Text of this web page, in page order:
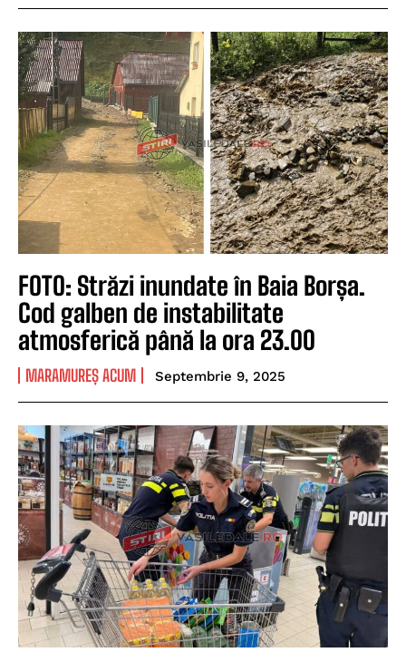
FOTO: Străzi inundate în Baia Borșa.
Cod galben de instabilitate
atmosferică până la ora 23.00
MARAMUREȘ ACUM Septembrie 9, 2025